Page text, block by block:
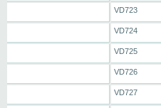
VD723
VD724
VD725
VD726
VD727